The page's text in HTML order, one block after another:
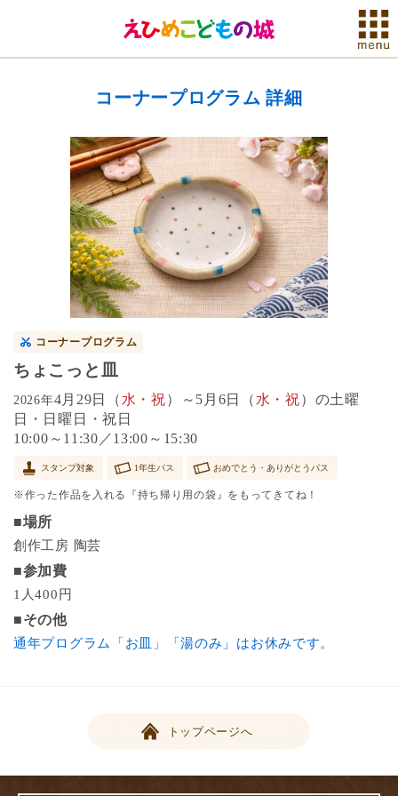
コーナープログラム 詳細
コーナープログラム
ちょこっと皿
2026年4月29日（ 水・祝）～5月6日（ 水・祝）の土曜
日・日曜日・祝日
10:00～11:30／13:00～15:30
スタンプ対象 1年生パス おめでとう・ありがとうパス
※作った作品を入れる『持ち帰り用の袋』をもってきてね！
■場所
創作工房 陶芸
■参加費
1人400円
■その他
通年プログラム「お皿」「湯のみ」はお休みです。
トップページへ